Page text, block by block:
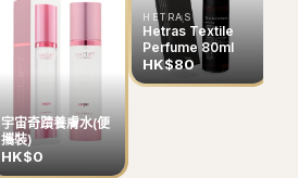
宇宙奇蹟養膚水(便
攜裝)
HK$0
HETRAS
Hetras Textile
Perfume 80ml
HK$80